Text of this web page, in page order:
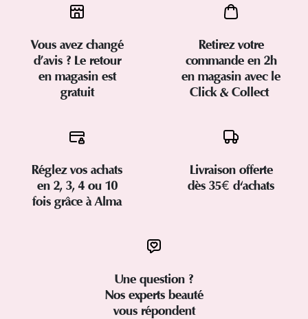
Vous avez changé
d’avis ? Le retour
en magasin est
gratuit
Retirez votre
commande en 2h
en magasin avec le
Click & Collect
Réglez vos achats
en 2, 3, 4 ou 10
fois grâce à Alma
Livraison offerte
dès 35€ d'achats
Une question ?
Nos experts beauté
vous répondent